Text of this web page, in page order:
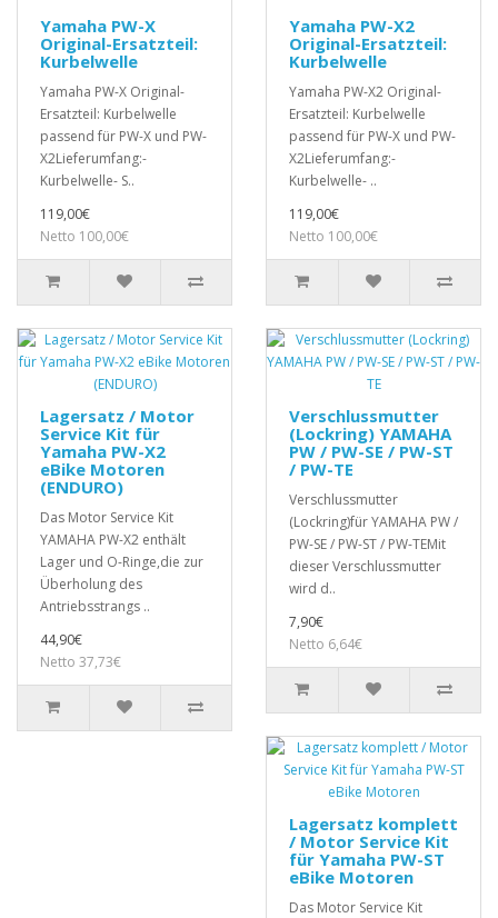
Yamaha PW-X
Original-Ersatzteil:
Kurbelwelle
Yamaha PW-X Original-
Ersatzteil: Kurbelwelle
passend für PW-X und PW-
X2Lieferumfang:-
Kurbelwelle- S..
119,00€
Netto 100,00€
Yamaha PW-X2
Original-Ersatzteil:
Kurbelwelle
Yamaha PW-X2 Original-
Ersatzteil: Kurbelwelle
passend für PW-X und PW-
X2Lieferumfang:-
Kurbelwelle- ..
119,00€
Netto 100,00€
Lagersatz / Motor
Service Kit für
Yamaha PW-X2
eBike Motoren
(ENDURO)
Das Motor Service Kit
YAMAHA PW-X2 enthält
Lager und O-Ringe,die zur
Überholung des
Antriebsstrangs ..
44,90€
Netto 37,73€
Verschlussmutter
(Lockring) YAMAHA
PW / PW-SE / PW-ST
/ PW-TE
Verschlussmutter
(Lockring)für YAMAHA PW /
PW-SE / PW-ST / PW-TEMit
dieser Verschlussmutter
wird d..
7,90€
Netto 6,64€
Lagersatz komplett
/ Motor Service Kit
für Yamaha PW-ST
eBike Motoren
Das Motor Service Kit